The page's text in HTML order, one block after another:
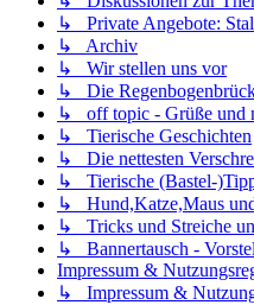
↳ Private Angebote:
↳ Archiv
↳ Wir stellen uns vor
↳ Die
↳ off topic - Grüße und
↳ Tierische Geschichten
↳ Die nettesten
↳ Tierische (Bastel-
↳ Hund,Katze,Maus
↳ Tricks und Streiche
↳ Bannertausch -
Impressum &
↳ Impressum &